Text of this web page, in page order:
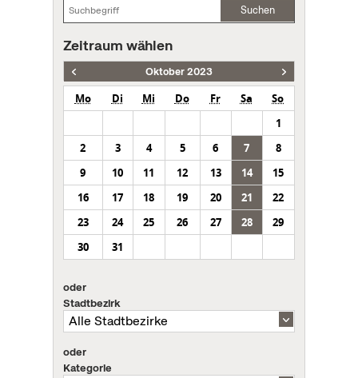
Suchen
Zeitraum wählen
Oktober 2023
Mo Di Mi Do Fr Sa
So
1
2
3 4 5 6 7
8
9
10 11 12 13 14
15
16
17 18 19 20 21
22
23
24 25 26 27 28
29
30
31
oder
Stadtbezirk
oder
Kategorie